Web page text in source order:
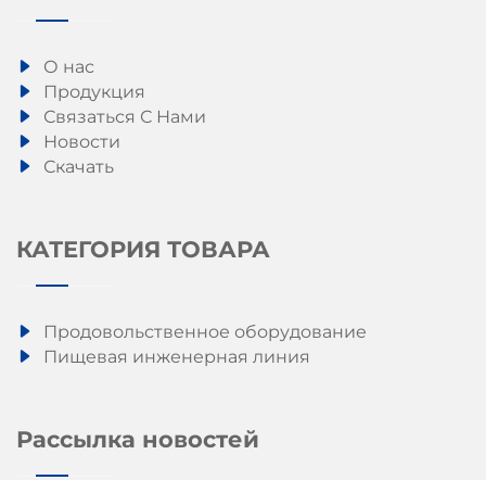
О нас
Продукция
Связаться С Нами
Новости
Скачать
КАТЕГОРИЯ ТОВАРА
Продовольственное оборудование
Пищевая инженерная линия
Рассылка новостей